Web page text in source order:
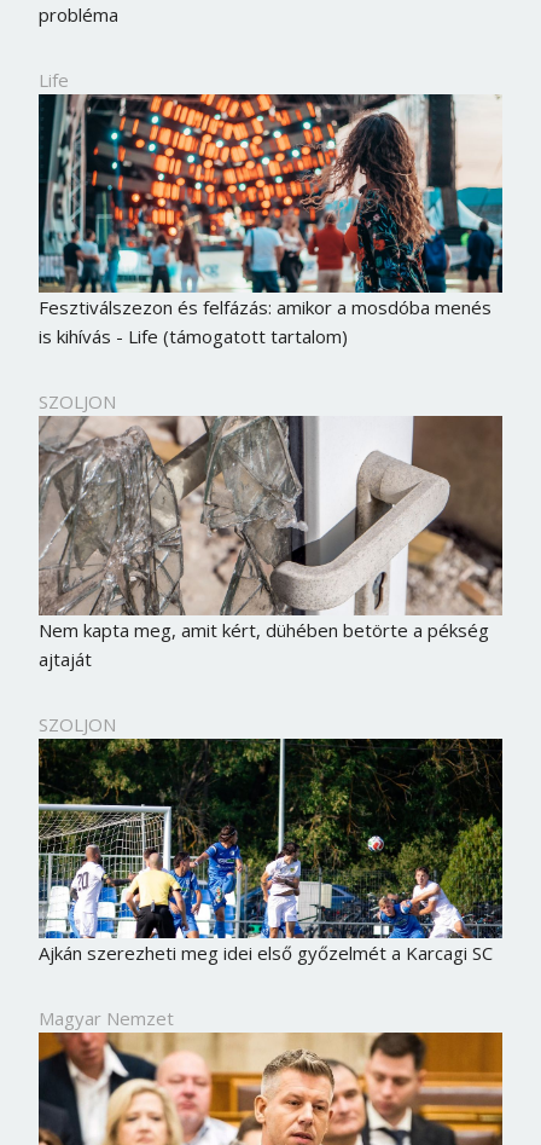
probléma
Life
Fesztiválszezon és felfázás: amikor a mosdóba menés
is kihívás - Life (támogatott tartalom)
SZOLJON
Nem kapta meg, amit kért, dühében betörte a pékség
ajtaját
SZOLJON
Ajkán szerezheti meg idei első győzelmét a Karcagi SC
Magyar Nemzet
Borsonline bejelentkezés
E-mail cím vagy felhasználónév